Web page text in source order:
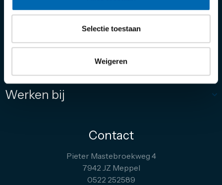
Selectie toestaan
Weigeren
Diensten
Werken bij
Contact
Pieter Mastebroekweg 4
7942 JZ Meppel
0522 252589